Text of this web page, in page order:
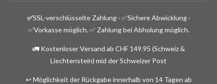
✅SSL-verschlüsselte Zahlung · ✅Sichere Abwicklung ·
✅Vorkasse möglich. ✅ Zahlung bei Abholung möglich.
🚛 Kostenloser Versand ab CHF 149.95 (Schweiz &
Liechtenstein) mid der Schweizer Post
↩️ Möglichkeit der Rückgabe innerhalb von 14 Tagen ab